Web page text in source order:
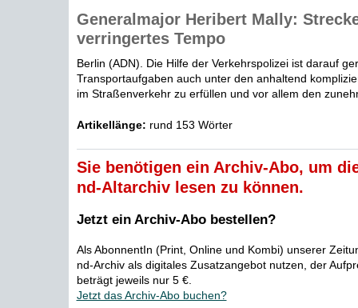
Generalmajor Heribert Mally:
verringertes Tempo
Berlin (ADN). Die Hilfe der Verkehrspolizei ist darauf
Transportaufgaben auch unter den anhaltend
im Straßenverkehr zu erfüllen und vor allem den
Artikellänge: rund 153 Wörter
Sie benötigen ein Archiv-Abo, um
nd-Altarchiv lesen zu können.
Jetzt ein Archiv-Abo bestellen?
Als AbonnentIn (Print, Online und Kombi) unserer
nd-Archiv als digitales Zusatzangebot nutzen, der
beträgt jeweils nur 5 €.
Jetzt das Archiv-Abo buchen?